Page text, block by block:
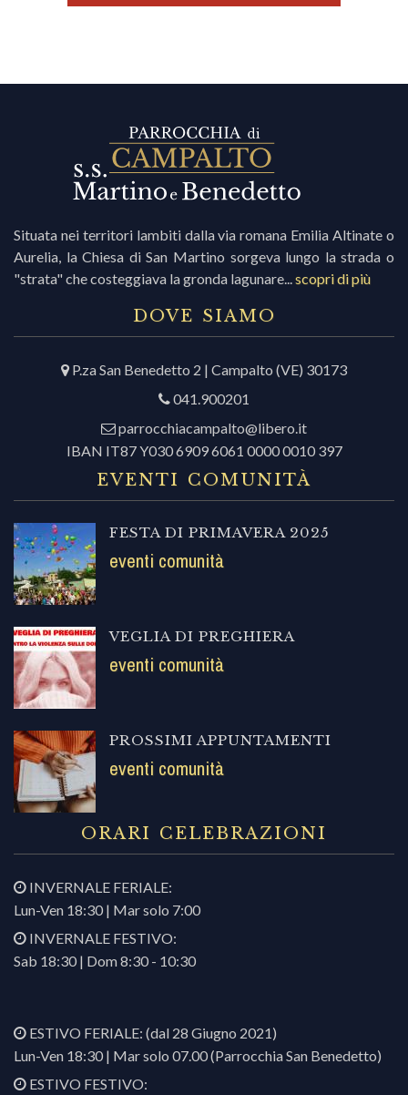
Situata nei territori lambiti dalla via romana Emilia Altinate o
Aurelia, la Chiesa di San Martino sorgeva lungo la strada o
"strata" che costeggiava la gronda lagunare...scopri di più
DOVE SIAMO
P.za San Benedetto 2 | Campalto (VE) 30173
041.900201
parrocchiacampalto@libero.it
IBAN IT87 Y030 6909 6061 0000 0010 397
EVENTI COMUNITÀ
FESTA DI PRIMAVERA 2025
eventi comunità
VEGLIA DI PREGHIERA
eventi comunità
PROSSIMI APPUNTAMENTI
eventi comunità
ORARI CELEBRAZIONI
INVERNALE FERIALE:
Lun-Ven 18:30 | Mar solo 7:00
INVERNALE FESTIVO:
Sab 18:30 | Dom 8:30 - 10:30
ESTIVO FERIALE: (dal 28 Giugno 2021)
Lun-Ven 18:30 | Mar solo 07.00 (Parrocchia San Benedetto)
ESTIVO FESTIVO: